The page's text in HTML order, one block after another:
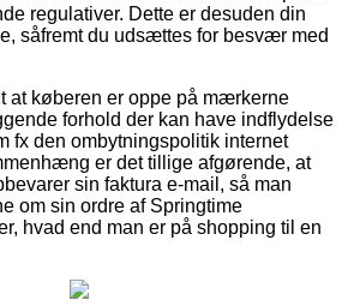
regulativer. Dette er desuden din
såfremt du udsættes for besvær med
at køberen er oppe på mærkerne
forhold der kan have indflydelse
fx den ombytningspolitik internet
er det tillige afgørende, at
sin faktura e-mail, så man
om sin ordre af Springtime
hvad end man er på shopping til en